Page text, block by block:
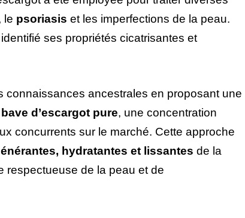
le psoriasis et les imperfections de la peau.
ses propriétés cicatrisantes et
connaissances ancestrales en proposant une
d’escargot pure, une concentration
concurrents sur le marché. Cette approche
hydratantes et lissantes de la
respectueuse de la peau et de